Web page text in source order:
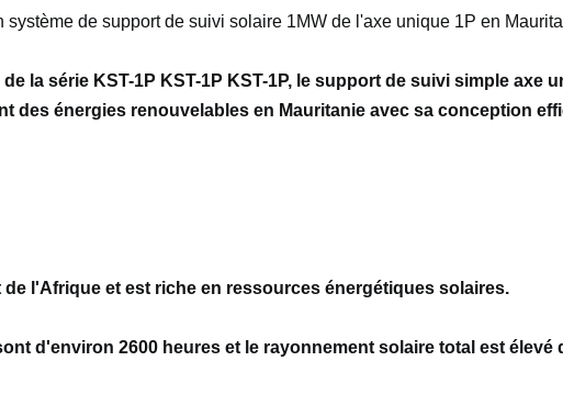
de support de suivi solaire 1MW de l'axe unique 1P en
la série KST-1P KST-1P KST-1P, le support de suivi simple axe
des énergies renouvelables en Mauritanie avec sa conception
l'Afrique et est riche en ressources énergétiques solaires.
d'environ 2600 heures et le rayonnement solaire total est élevé